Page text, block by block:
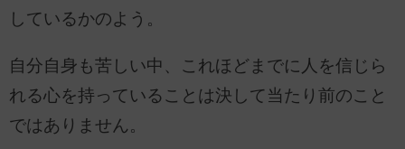
しているかのよう。
自分自身も苦しい中、これほどまでに人を信じら
れる心を持っていることは決して当たり前のこと
ではありません。